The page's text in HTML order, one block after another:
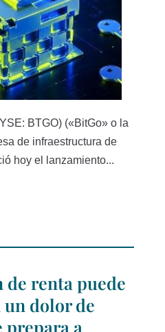
BTGO) («BitGo» o la
de infraestructura de
hoy el lanzamiento...
de renta puede
dolor de
prepara a